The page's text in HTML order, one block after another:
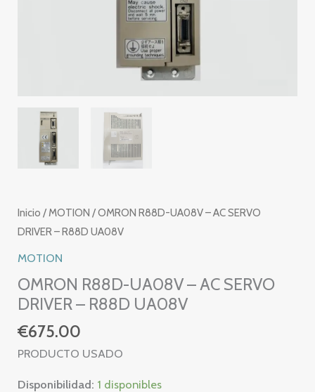
Inicio /MOTION / OMRON R88D-UA08V – AC SERVO
DRIVER – R88D UA08V
MOTION
OMRON R88D-UA08V – AC SERVO
DRIVER – R88D UA08V
€675.00
PRODUCTO USADO
Disponibilidad: 1 disponibles